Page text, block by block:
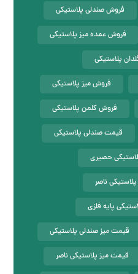
فروش صندلی پلاستیکی
فروش عمده میز پلاستیکی
پلاستیکی
فروش میز پلاستیکی
فروش کلمن پلاستیکی
قیمت صندلی پلاستیکی
حصیری
ناصر
پایه فلزی
قیمت میز صندلی پلاستیکی
قیمت میز پلاستیکی ناصر